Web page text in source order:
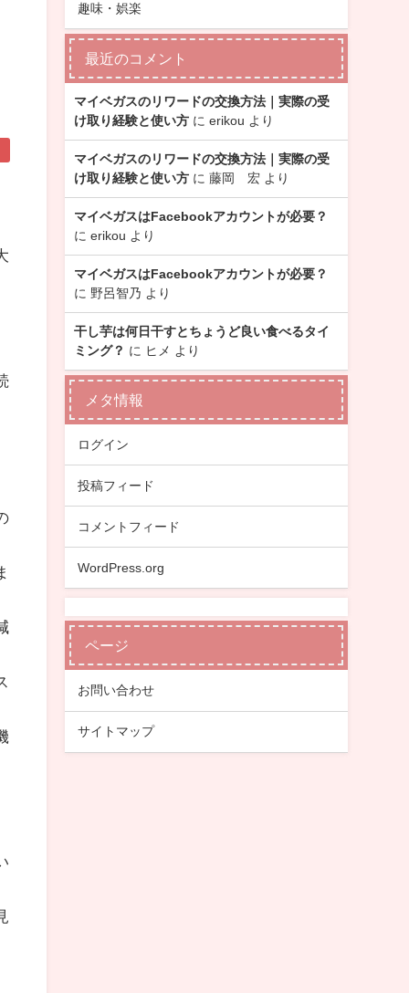
趣味・娯楽
最近のコメント
マイベガスのリワードの交換方法｜実際の受
け取り経験と使い方に erikou より
マイベガスのリワードの交換方法｜実際の受
け取り経験と使い方に 藤岡 宏より
マイベガスはFacebookアカウントが必要？
に erikou より
マイベガスはFacebookアカウントが必要？
に 野呂智乃 より
干し芋は何日干すとちょうど良い食べるタイ
ミング？ に ヒメ より
メタ情報
ログイン
投稿フィード
コメントフィード
WordPress.org
ページ
お問い合わせ
サイトマップ